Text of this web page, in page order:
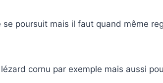
se poursuit mais il faut quand même
cornu par exemple mais aussi